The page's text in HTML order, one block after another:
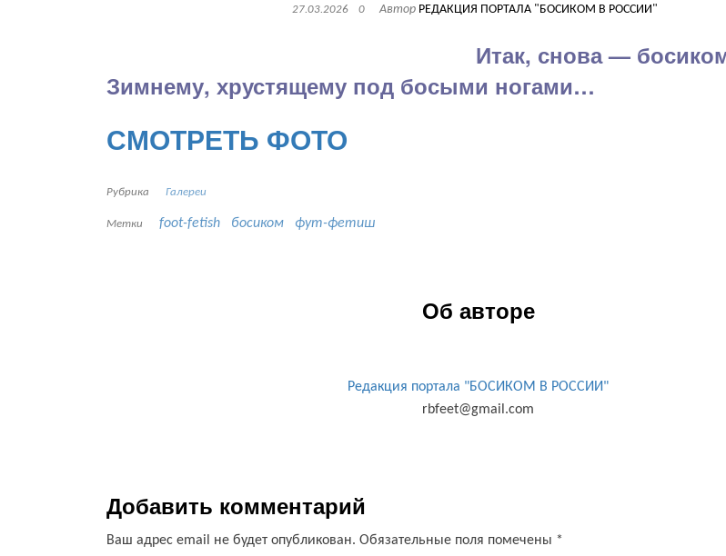
27.03.2026 0 Автор РЕДАКЦИЯ ПОРТАЛА "БОСИКОМ В РОССИИ"
Итак, снова —
Зимнему, хрустящему под босыми ногами…
СМОТРЕТЬ ФОТО
Рубрика Галереи
Метки foot-fetish босиком фут-фетиш
Об авторе
Редакция портала "БОСИКОМ В РОССИИ"
rbfeet@gmail.com
Добавить комментарий
Ваш адрес email не будет опубликован. Обязательные поля помечены *